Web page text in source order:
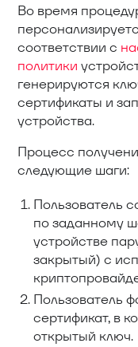
Во время
соответствии с
политики
генерируются
сертификаты и
устройства.
Процесс
следующие шаги:
Пользователь
по заданному
устройстве
закрытый) с
Пользователь
сертификат, в
открытый ключ.